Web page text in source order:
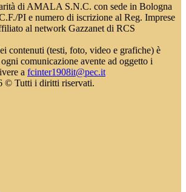
di AMALA S.N.C. con sede in Bologna
PI e numero di iscrizione al Reg. Imprese
al network Gazzanet di RCS
contenuti (testi, foto, video e grafiche) è
comunicazione avente ad oggetto i
a fcinter1908it@pec.it
© Tutti i diritti riservati.